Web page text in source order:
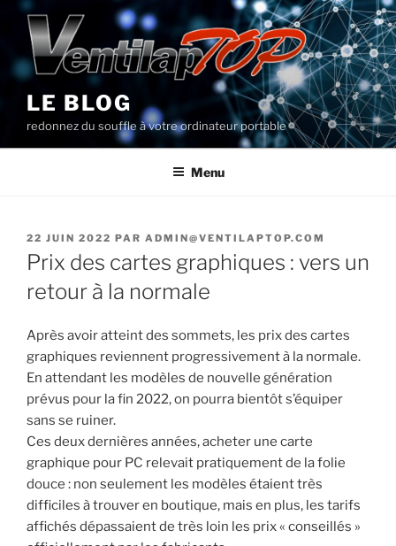
Aller
contenu
principal
LE BLOG
redonnez du souffle à votre ordinateur portable
Menu
PUBLIÉ
LE
22 JUIN 2022 PAR ADMIN@VENTILAPTOP.COM
Prix des cartes graphiques : vers un
retour à la normale
Après avoir atteint des sommets, les prix des cartes
graphiques reviennent progressivement à la normale.
En attendant les modèles de nouvelle génération
prévus pour la fin 2022, on pourra bientôt s’équiper
sans se ruiner.
Ces deux dernières années, acheter une carte
graphique pour PC relevait pratiquement de la folie
douce : non seulement les modèles étaient très
difficiles à trouver en boutique, mais en plus, les tarifs
affichés dépassaient de très loin les prix « conseillés »